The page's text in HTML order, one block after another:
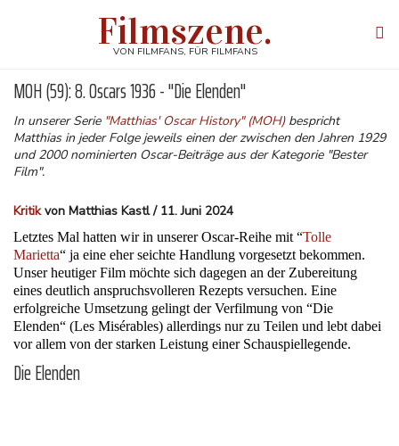
Filmszene.
VON FILMFANS, FÜR FILMFANS
MOH (59): 8. Oscars 1936 - "Die Elenden"
In unserer Serie "Matthias' Oscar History" (MOH)bespricht
Matthias in jeder Folge jeweils einen der zwischen den Jahren 1929
und 2000 nominierten Oscar-Beiträge aus der Kategorie "Bester
Film".
Kritikvon Matthias Kastl / 11. Juni 2024
Letztes Mal hatten wir in unserer Oscar-Reihe mit “Tolle
Marietta“ ja eine eher seichte Handlung vorgesetzt bekommen.
Unser heutiger Film möchte sich dagegen an der Zubereitung
eines deutlich anspruchsvolleren Rezepts versuchen. Eine
erfolgreiche Umsetzung gelingt der Verfilmung von “Die
Elenden“ (Les Misérables) allerdings nur zu Teilen und lebt dabei
vor allem von der starken Leistung einer Schauspiellegende.
Die Elenden